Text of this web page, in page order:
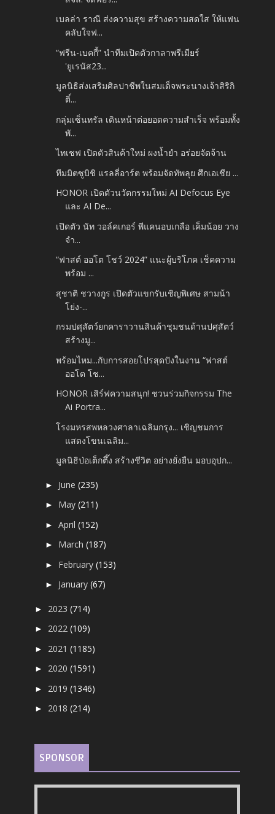
เบลล่า ราณี ส่งความสุข สร้างความสดใส ให้แฟน
คลับใจฟ...
“ฟรีน-เบคกี้” นำทีมเปิดตัวกาลาพรีเมียร์
'ยูเรนัส23...
มูลนิธิส่งเสริมศิลปาชีพในสมเด็จพระนางเจ้าสิริกิ
ติ์...
กลุ่มเซ็นทรัล เดินหน้าต่อยอดความสำเร็จ พร้อมทั้ง
พั...
ไทเชฟ เปิดตัวสินค้าใหม่ ผงน้ำยำ อร่อยจัดจ้าน
ทีมมิตซูบิชิ แรลลี่อาร์ต พร้อมจัดทัพลุย ศึกเอเชีย ...
HONOR เปิดตัวนวัตกรรมใหม่ AI Defocus Eye
และ AI De...
เปิดตัว นัท วอล์คเกอร์ พีแคนอบเกลือ เค็มน้อย วาง
จำ...
“ฟาสต์ ออโต โชว์ 2024” แนะผู้บริโภค เช็คความ
พร้อม ...
สุชาติ ชวางกูร เปิดตัวแขกรับเชิญพิเศษ สามน้า
โย่ง-...
กรมปศุสัตว์ยกคาราวานสินค้าชุมชนด้านปศุสัตว์
สร้างมู...
พร้อมไหม...กับการสอยโปรสุดปังในงาน “ฟาสต์
ออโต โช...
HONOR เสิร์ฟความสนุก! ชวนร่วมกิจกรรม The
Ai Portra...
โรงมหรสพหลวงศาลาเฉลิมกรุง... เชิญชมการ
แสดงโขนเฉลิม...
มูลนิธิป่อเต็กตึ๊ง สร้างชีวิต อย่างยั่งยืน มอบอุปก...
► June(235)
► May(211)
►April(152)
► March(187)
► February(153)
► January(67)
► 2023(714)
► 2022(109)
► 2021(1185)
► 2020(1591)
► 2019(1346)
► 2018(214)
SPONSOR